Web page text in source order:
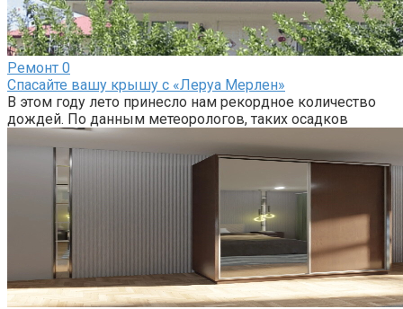
Ремонт 0
Спасайте вашу крышу с «Леруа Мерлен»
В этом году лето принесло нам рекордное количество
дождей. По данным метеорологов, таких осадков